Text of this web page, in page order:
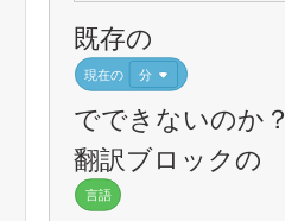
既存の
現在の 分
でできないのか
翻訳ブロックの
言語